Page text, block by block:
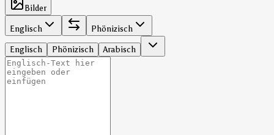
Bilder
Englisch
Phönizisch
Englisch
Phönizisch Arabisch